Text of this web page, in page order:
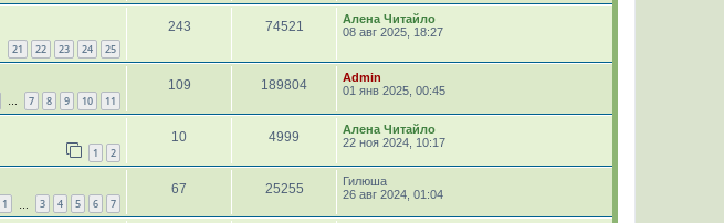
21 22 23 24 25
243 74521
Алена Читайло
08 авг 2025, 18:27
… 7 8 9 10 11
109 189804
Admin
01 янв 2025, 00:45
1 2
10 4999
Алена Читайло
22 ноя 2024, 10:17
1 3 4 5 6 7
67 25255
Гилюша
26 авг 2024, 01:04